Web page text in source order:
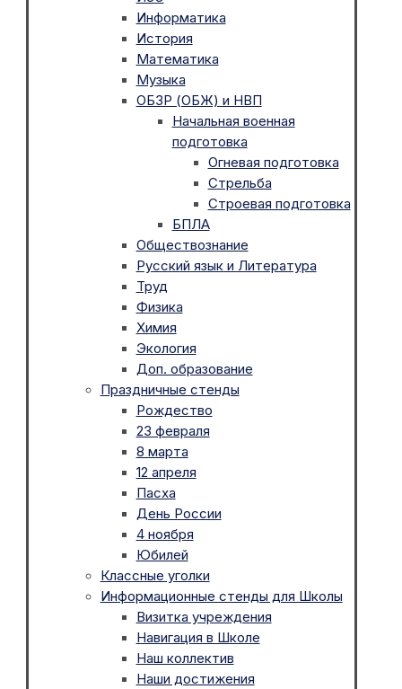
Информатика
История
Математика
Музыка
ОБЗР (ОБЖ) и НВП
Начальная военная
подготовка
Огневая подготовка
Стрельба
Строевая подготовка
БПЛА
Обществознание
Русский язык и Литература
Труд
Физика
Химия
Экология
Доп. образование
Праздничные стенды
Рождество
23 февраля
8 марта
12 апреля
Пасха
День России
4 ноября
Юбилей
Классные уголки
Информационные стенды для Школы
Визитка учреждения
Навигация в Школе
Наш коллектив
Наши достижения